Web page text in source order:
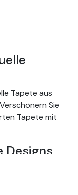
Tapete aus
Sie
Tapete mit
Designs
an einfach
wie